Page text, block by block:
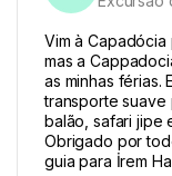
Vim à Capadócia
mas a
as minhas férias.
transporte suave
balão, safari jipe
Obrigado por
guia para İrem